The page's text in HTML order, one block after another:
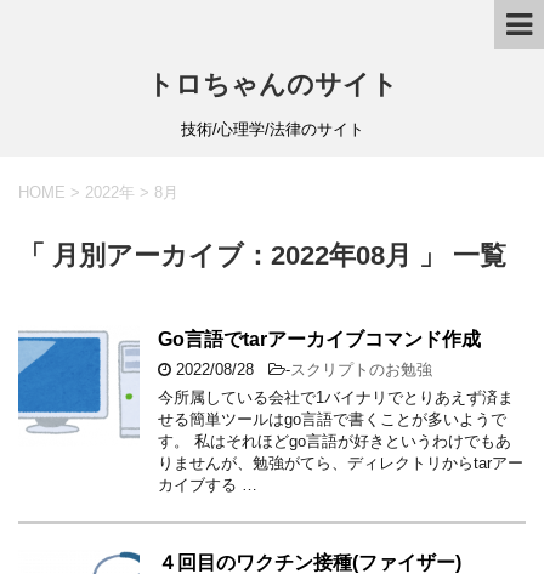
トロちゃんのサイト
技術/心理学/法律のサイト
HOME > 2022年 > 8月
「 月別アーカイブ：2022年08月 」 一覧
Go言語でtarアーカイブコマンド作成
2022/08/28 -スクリプトのお勉強
今所属している会社で1バイナリでとりあえず済ま
せる簡単ツールはgo言語で書くことが多いようで
す。 私はそれほどgo言語が好きというわけでもあ
りませんが、勉強がてら、ディレクトリからtarアー
カイブする …
４回目のワクチン接種(ファイザー)